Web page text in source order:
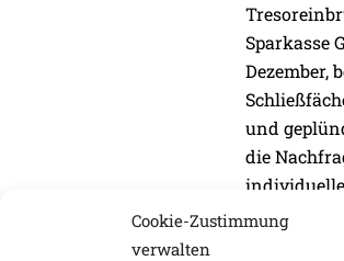
Cookie-Zustimmung
verwalten
Sparkasse
Dezember,
und
die